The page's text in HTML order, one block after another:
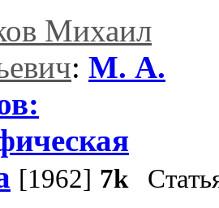
Михаил
: М. А.
[1962] 7k